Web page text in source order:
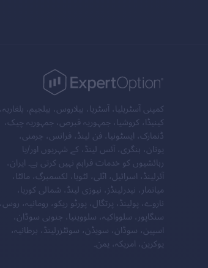
کمپنی آسٹریلیا، آسٹریا، بیلاروس، بیلجیم، بلغاریہ،
کینیڈا، کروشیا، جمہوریہ قبرص، جمہوریہ چیک،
ڈنمارک، ایسٹونیا، فن لینڈ، فرانس، جرمنی،
یونان، ہنگری، آئس لینڈ، کے شہریوں اور/یا
رہائشیوں کو خدمات فراہم نہیں کرتی ہے۔ ایران،
آئرلینڈ، اسرائیل، اٹلی، لٹویا، لکسمبرگ، مالٹا،
میانمار، نیدرلینڈز، نیوزی لینڈ، شمالی کوریا،
ناروے، پولینڈ، پرتگال، پورٹو ریکو، رومانیہ، روس،
سنگاپور، سلوواکیہ، سلووینیا، جنوبی سوڈان،
اسپین، سوڈان، سویڈن، سوئٹزرلینڈ، برطانیہ،
یوکرین، امریکہ، یمن۔